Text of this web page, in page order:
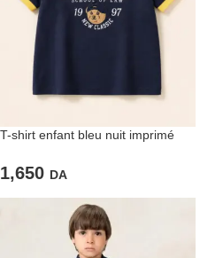
T-shirt enfant bleu nuit imprimé
1,650 DA